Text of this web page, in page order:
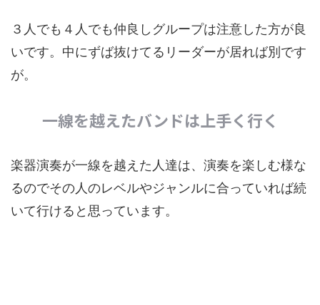
３人でも４人でも仲良しグループは注意した方が良
いです。中にずば抜けてるリーダーが居れば別です
が。
一線を越えたバンドは上手く行く
楽器演奏が一線を越えた人達は、演奏を楽しむ様な
るのでその人のレベルやジャンルに合っていれば続
いて行けると思っています。